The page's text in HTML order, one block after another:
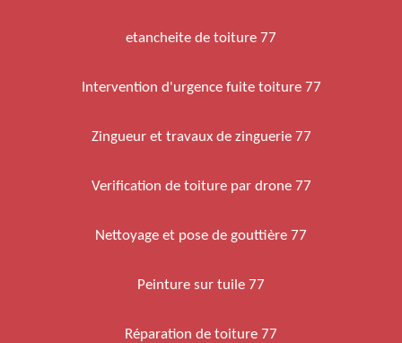
etancheite de toiture 77
Intervention d'urgence fuite toiture 77
Zingueur et travaux de zinguerie 77
Verification de toiture par drone 77
Nettoyage et pose de gouttière 77
Peinture sur tuile 77
Réparation de toiture 77